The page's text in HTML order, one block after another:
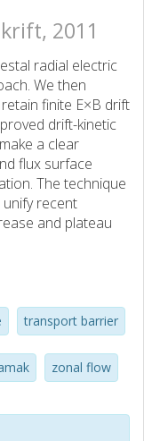
2011
radial electric
We then
finite E×B drift
drift-kinetic
a clear
flux surface
The technique
recent
and plateau
in the banana
turbulence.
transport barrier
zonal flow